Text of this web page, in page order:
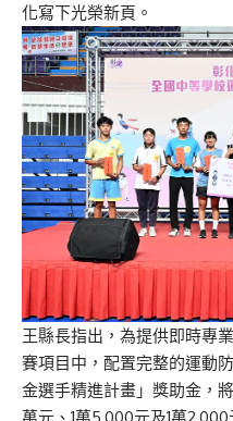
化寫下光榮新頁。
王縣長指出，為提供即時專
賽項目中，配置完整的運動
金選手精進計畫」獎助金，